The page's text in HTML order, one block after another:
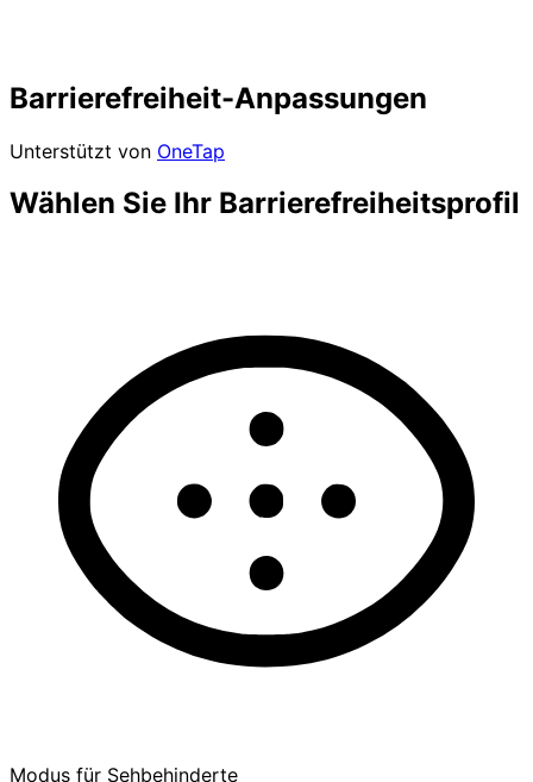
Barrierefreiheit-Anpassungen
Unterstützt von OneTap
Wählen Sie Ihr Barrierefreiheitsprofil
Modus für Sehbehinderte